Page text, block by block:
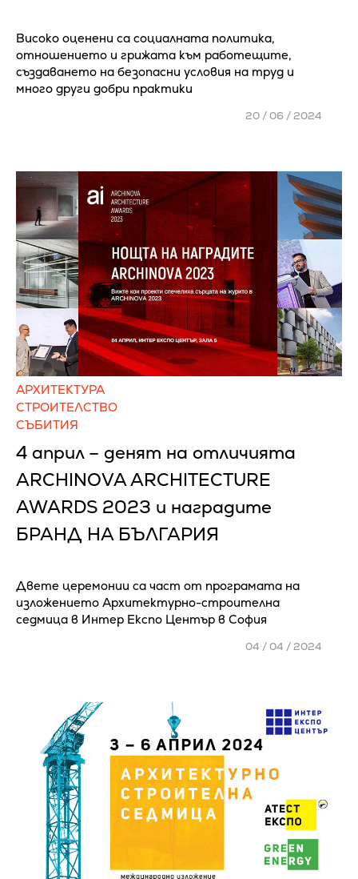
Високо оценени са социалната политика,
отношението и грижата към работещите,
създаването на безопасни условия на труд и
много други добри практики
20 / 06 / 2024
АРХИТЕКТУРА
СТРОИТЕЛСТВО
СЪБИТИЯ
4 април – денят на отличията
ARCHINOVA ARCHITECTURE
AWARDS 2023 и наградите
БРАНД НА БЪЛГАРИЯ
Двете церемонии са част от програмата на
изложението Архитектурно-строителна
седмица в Интер Експо Център в София
04 / 04 / 2024